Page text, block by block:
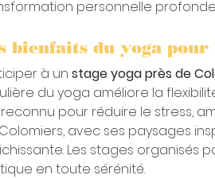
personnelle
bienfaits du yoga
à un stage yoga près de
du yoga améliore la
pour réduire le stress,
avec ses paysages
Les stages
en toute sérénité.